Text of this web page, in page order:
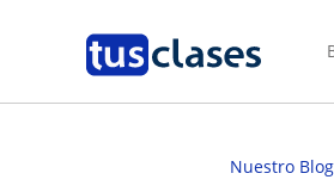
Nuestro Blog